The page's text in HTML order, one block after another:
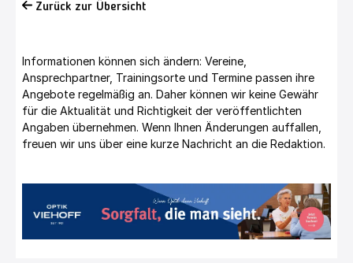
Zurück zur Übersicht
Informationen können sich ändern: Vereine,
Ansprechpartner, Trainingsorte und Termine passen ihre
Angebote regelmäßig an. Daher können wir keine Gewähr
für die Aktualität und Richtigkeit der veröffentlichten
Angaben übernehmen. Wenn Ihnen Änderungen auffallen,
freuen wir uns über eine kurze Nachricht an die Redaktion.